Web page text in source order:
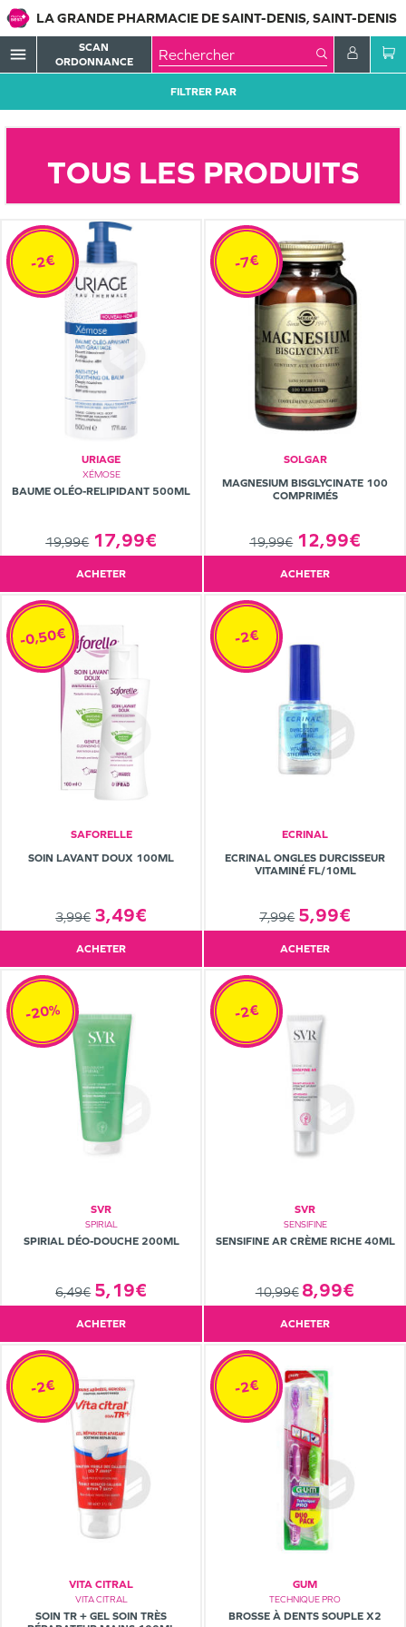
LA GRANDE PHARMACIE DE SAINT-DENIS, SAINT-DENIS
menu
SCAN
ORDONNANCE
FILTRER PAR
TOUS LES PRODUITS
URIAGE
XÉMOSE
BAUME OLÉO-RELIPIDANT 500ML
19,99€ 17,99€
-2€
ACHETER
SOLGAR
MAGNESIUM BISGLYCINATE 100
COMPRIMÉS
19,99€ 12,99€
-7€
ACHETER
SAFORELLE
SOIN LAVANT DOUX 100ML
3,99€ 3,49€
-0,50€
ACHETER
ECRINAL
ECRINAL ONGLES DURCISSEUR
VITAMINÉ FL/10ML
7,99€ 5,99€
-2€
ACHETER
SVR
SPIRIAL
SPIRIAL DÉO-DOUCHE 200ML
6,49€ 5,19€
-20%
ACHETER
SVR
SENSIFINE
SENSIFINE AR CRÈME RICHE 40ML
10,99€ 8,99€
-2€
ACHETER
VITA CITRAL
VITA CITRAL
SOIN TR + GEL SOIN TRÈS
-2€
GUM
TECHNIQUE PRO
BROSSE À DENTS SOUPLE X2
-2€